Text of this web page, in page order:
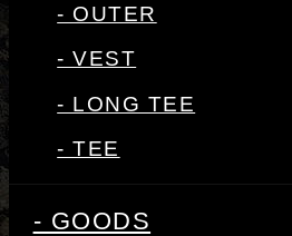
- OUTER
- VEST
- LONG TEE
- TEE
- GOODS